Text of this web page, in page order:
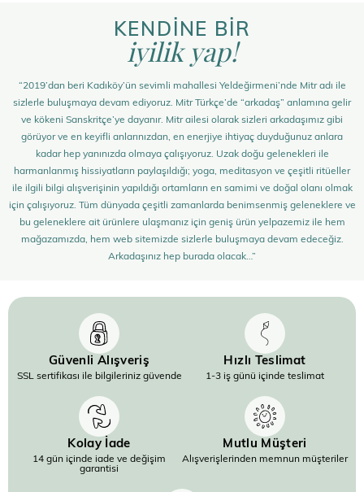
KENDİNE BİR
iyilik yap!
“2019’dan beri Kadıköy’ün sevimli mahallesi Yeldeğirmeni’nde Mitr adı ile
sizlerle buluşmaya devam ediyoruz. Mitr Türkçe’de “arkadaş” anlamına gelir
ve kökeni Sanskritçe’ye dayanır. Mitr ailesi olarak sizleri arkadaşımız gibi
görüyor ve en keyifli anlarınızdan, en enerjiye ihtiyaç duyduğunuz anlara
kadar hep yanınızda olmaya çalışıyoruz. Uzak doğu gelenekleri ile
harmanlanmış hissiyatların paylaşıldığı; yoga, meditasyon ve çeşitli ritüeller
ile ilgili bilgi alışverişinin yapıldığı ortamların en samimi ve doğal olanı olmak
için çalışıyoruz. Tüm dünyada çeşitli zamanlarda benimsenmiş geleneklere ve
bu geleneklere ait ürünlere ulaşmanız için geniş ürün yelpazemiz ile hem
mağazamızda, hem web sitemizde sizlerle buluşmaya devam edeceğiz.
Arkadaşınız hep burada olacak…”
Güvenli Alışveriş
SSL sertifikası ile bilgileriniz güvende
Hızlı Teslimat
1-3 iş günü içinde teslimat
Kolay İade
14 gün içinde iade ve değişim
garantisi
Mutlu Müşteri
Alışverişlerinden memnun müşteriler